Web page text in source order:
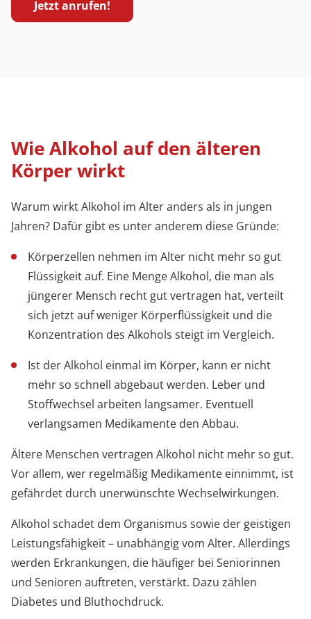
Jetzt anrufen!
Wie Alkohol auf den älteren
Körper wirkt
Warum wirkt Alkohol im Alter anders als in jungen
Jahren? Dafür gibt es unter anderem diese Gründe:
Körperzellen nehmen im Alter nicht mehr so gut
Flüssigkeit auf. Eine Menge Alkohol, die man als
jüngerer Mensch recht gut vertragen hat, verteilt
sich jetzt auf weniger Körperflüssigkeit und die
Konzentration des Alkohols steigt im Vergleich.
Ist der Alkohol einmal im Körper, kann er nicht
mehr so schnell abgebaut werden. Leber und
Stoffwechsel arbeiten langsamer. Eventuell
verlangsamen Medikamente den Abbau.
Ältere Menschen vertragen Alkohol nicht mehr so gut.
Vor allem, wer regelmäßig Medikamente einnimmt, ist
gefährdet durch unerwünschte Wechselwirkungen.
Alkohol schadet dem Organismus sowie der geistigen
Leistungsfähigkeit – unabhängig vom Alter. Allerdings
werden Erkrankungen, die häufiger bei Seniorinnen
und Senioren auftreten, verstärkt. Dazu zählen
Diabetes und Bluthochdruck.